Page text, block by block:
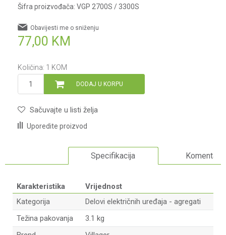
Šifra proizvođača: VGP 2700S / 3300S
77,00 KM
Obavijesti me o sniženju
Količina: 1 KOM
DODAJ U KORPU
Sačuvajte u listi želja
Uporedite proizvod
Specifikacija Komentari
Karakteristika
Vrijednost
Kategorija
Delovi električnih uređaja - agregati
Težina pakovanja
3.1 kg